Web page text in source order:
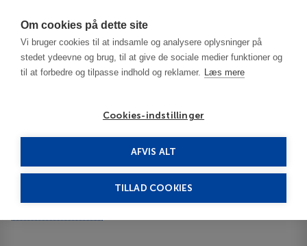
Om cookies på dette site
Vi bruger cookies til at indsamle og analysere oplysninger på
stedet ydeevne og brug, til at give de sociale medier funktioner og
til at forbedre og tilpasse indhold og reklamer. Læs mere
Cookies-indstillinger
AFVIS ALT
TILLAD COOKIES
St. George 3***